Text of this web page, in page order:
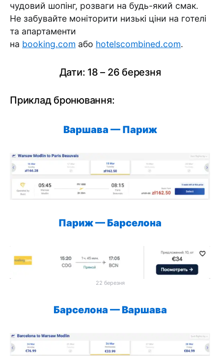
чудовий шопінг, розваги на будь-який смак.
Не забувайте моніторити низькі ціни на готелі
та апартаменти
на booking.com або hotelscombined.com.
Дати: 18 – 26 березня
Приклад бронювання:
Варшава — Париж
Париж— Барселона
22 березня
Барселона — Варшава